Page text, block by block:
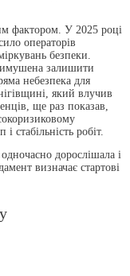
фактором. У 2025 році
операторів
безпеки.
залишити
небезпека для
який влучив
ще раз показав,
стабільність робіт.
дорослішала і
визначає стартові